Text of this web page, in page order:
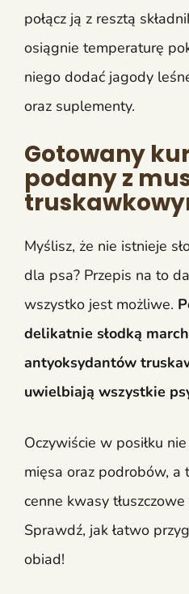
połącz ją z resztą
osiągnie temperaturę
niego dodać jagody
oraz suplementy.
Gotowany
podany z
Myślisz, że nie istnieje
dla psa? Przepis na to
wszystko jest możliwe.
delikatnie słodką
antyoksydantów
uwielbiają wszystkie
Oczywiście w posiłku
mięsa oraz podrobów,
cenne kwasy
Sprawdź, jak łatwo
obiad!